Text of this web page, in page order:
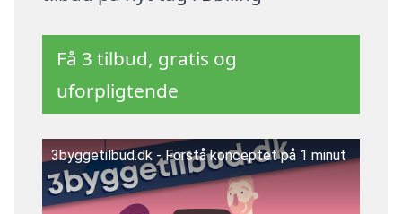
Få 3 tilbud, gratis og
uforpligtende
3byggetilbud.dk - Forstå konceptet på 1 minut